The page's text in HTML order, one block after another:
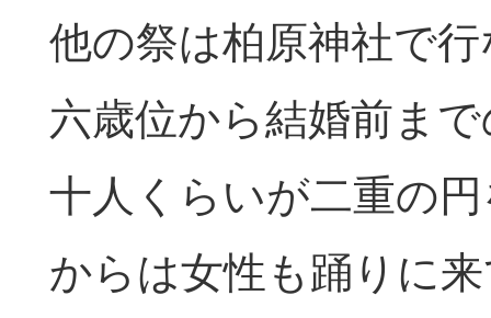
他の祭は柏原神社で
六歳位から結婚前ま
十人くらいが二重の
からは女性も踊りに